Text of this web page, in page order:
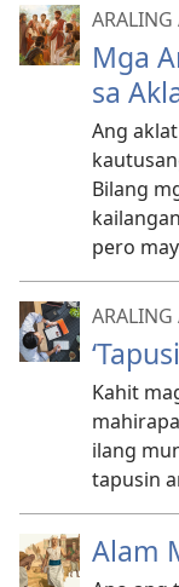
Mga
sa
Ang
Bilang
pero
Kahit
ilang
tapusin
Alam